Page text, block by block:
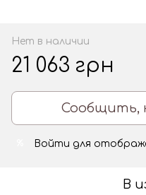
Нет в наличии
21 063 грн
Сообщить,
Войти для
В